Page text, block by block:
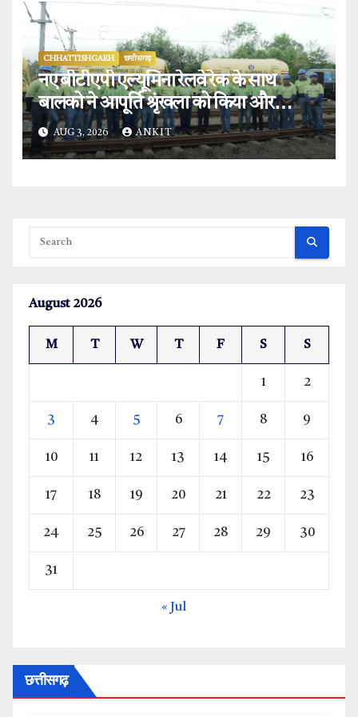
CHHATTISHGARH छत्तीसगढ़
नए बीटीएपी एल्यूमिना रेलवे रेक के साथ
बालको ने आपूर्ति श्रृंखला को किया और
मजबूत.
AUG 3, 2026 ANKIT
August 2026
M T W T F S S
1 2
3 4 5 6 7 8 9
10 11 12 13 14 15 16
17 18 19 20 21 22 23
24 25 26 27 28 29 30
31
« Jul
छत्तीसगढ़